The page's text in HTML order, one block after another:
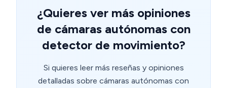
¿Quieres ver más opiniones
de cámaras autónomas con
detector de movimiento?
Si quieres leer más reseñas y opiniones
detalladas sobre cámaras autónomas con